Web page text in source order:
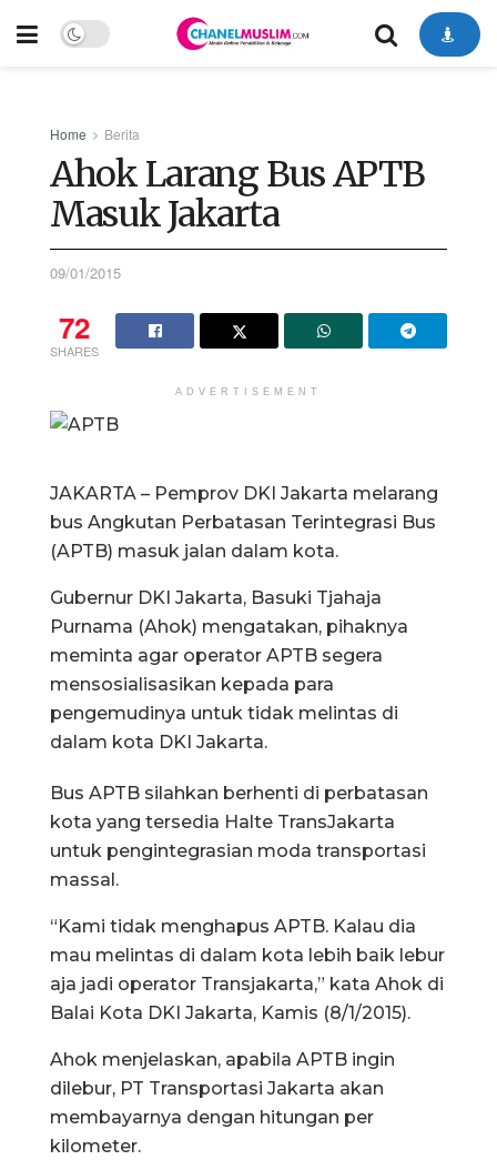
Home Berita
Ahok Larang Bus APTB
Masuk Jakarta
09/01/2015
72
SHARES
ADVERTISEMENT
JAKARTA – Pemprov DKI Jakarta melarang
bus Angkutan Perbatasan Terintegrasi Bus
(APTB) masuk jalan dalam kota.
Gubernur DKI Jakarta, Basuki Tjahaja
Purnama (Ahok) mengatakan, pihaknya
meminta agar operator APTB segera
mensosialisasikan kepada para
pengemudinya untuk tidak melintas di
dalam kota DKI Jakarta.
Bus APTB silahkan berhenti di perbatasan
kota yang tersedia Halte TransJakarta
untuk pengintegrasian moda transportasi
massal.
“Kami tidak menghapus APTB. Kalau dia
mau melintas di dalam kota lebih baik lebur
aja jadi operator Transjakarta,” kata Ahok di
Balai Kota DKI Jakarta, Kamis (8/1/2015).
Ahok menjelaskan, apabila APTB ingin
dilebur, PT Transportasi Jakarta akan
membayarnya dengan hitungan per
kilometer.